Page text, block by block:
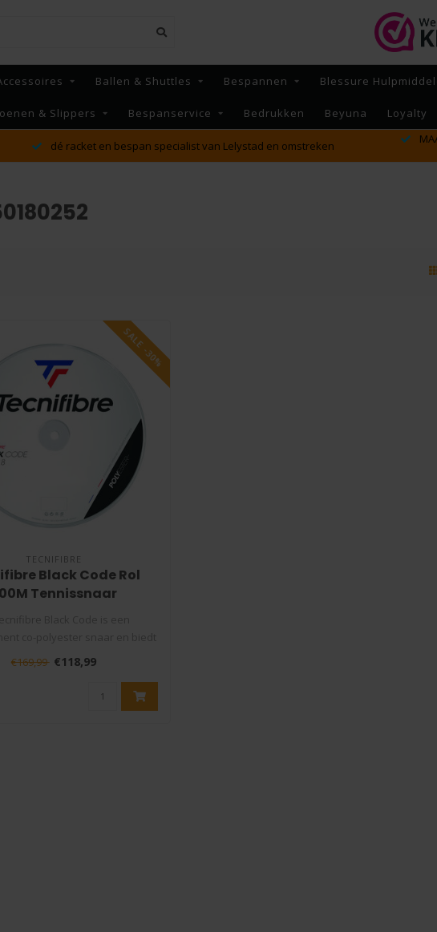
Ballen & Shuttles Bespannen Blessure
& Slippers Bespanservice Bedrukken Beyuna Loyalty
dé racket en bespan specialist van Lelystad en omstreken
SALE -30%
TECNIFIBRE
Black Code Rol
Tennissnaar
een o..
€169,99 €118,99